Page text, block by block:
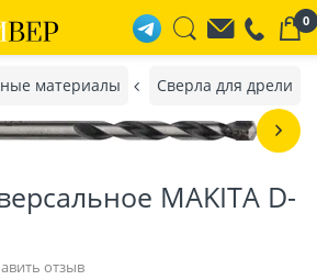
0
материалы Сверла для дрели
MAKITA D-
отзыв